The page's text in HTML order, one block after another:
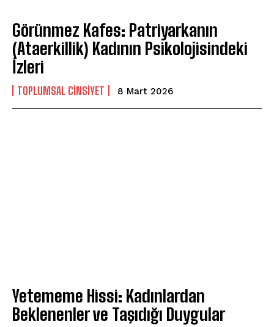
Görünmez Kafes: Patriyarkanın
(Ataerkillik) Kadının Psikolojisindeki
İzleri
TOPLUMSAL CINSIYET 8 Mart 2026
Yetememe Hissi: Kadınlardan
Beklenenler ve Taşıdığı Duygular